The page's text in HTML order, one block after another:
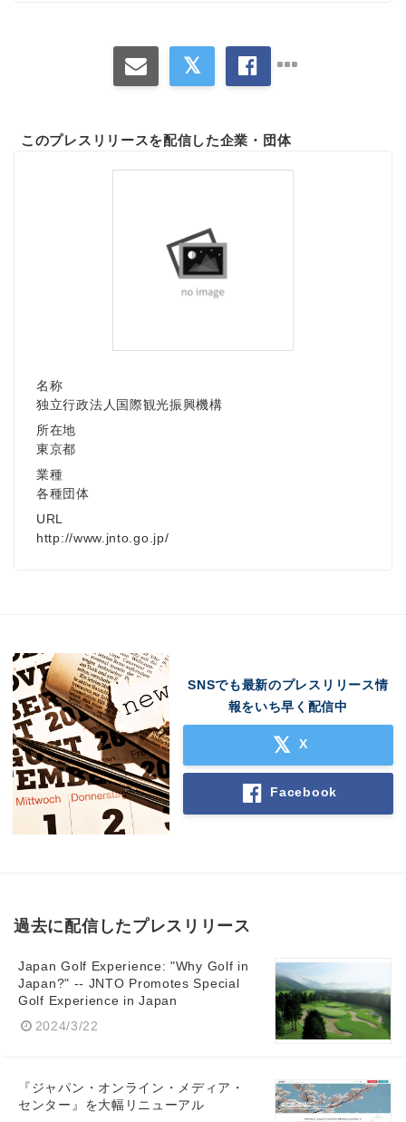
このプレスリリースを配信した企業・団体
名称
独立行政法人国際観光振興機構
所在地
東京都
業種
各種団体
URL
http://www.jnto.go.jp/
SNSでも最新のプレスリリース情
報をいち早く配信中
X
Facebook
過去に配信したプレスリリース
Japan Golf Experience: "Why Golf in
Japan?" -- JNTO Promotes Special
Golf Experience in Japan
2024/3/22
『ジャパン・オンライン・メディア・
センター』を大幅リニューアル